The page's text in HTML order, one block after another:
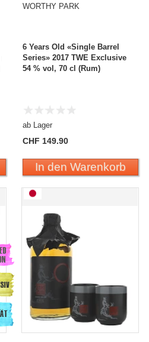
WORTHY PARK
6 Years Old «Single Barrel
Series» 2017 TWE Exclusive
54 % vol, 70 cl (Rum)
ab Lager
CHF 149.90
In den Warenkorb